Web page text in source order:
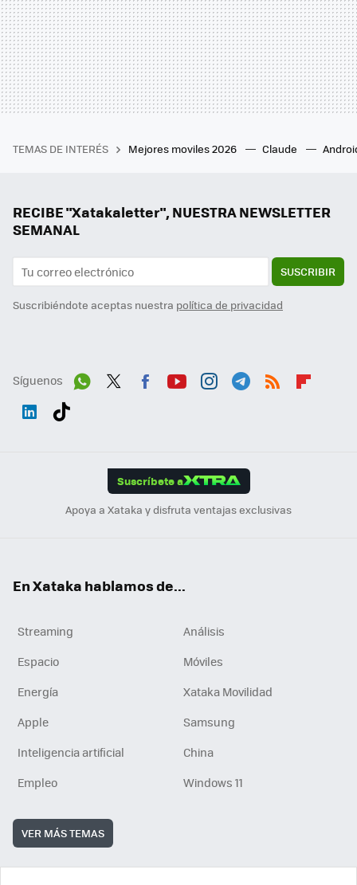
TEMAS DE INTERÉS Mejores moviles 2026 Claude
RECIBE "Xatakaletter", NUESTRA NEWSLETTER
SEMANAL
SUSCRIBIR
Suscribiéndote aceptas nuestra política de privacidad
Síguenos
Suscríbete a
Apoya a Xataka y disfruta ventajas exclusivas
En Xataka hablamos de...
Streaming
Análisis
Espacio
Móviles
Energía
Xataka Movilidad
Apple
Samsung
Inteligencia artificial
China
Empleo
Windows 11
VER MÁS TEMAS